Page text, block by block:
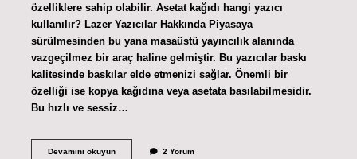
özelliklere sahip olabilir. Asetat kağıdı hangi yazıcı
kullanılır? Lazer Yazıcılar Hakkında Piyasaya
sürülmesinden bu yana masaüstü yayıncılık alanında
vazgeçilmez bir araç haline gelmiştir. Bu yazıcılar baskı
kalitesinde baskılar elde etmenizi sağlar. Önemli bir
özelliği ise kopya kağıdına veya asetata basılabilmesidir.
Bu hızlı ve sessiz…
Devamını okuyunAsetat
2 Yorum